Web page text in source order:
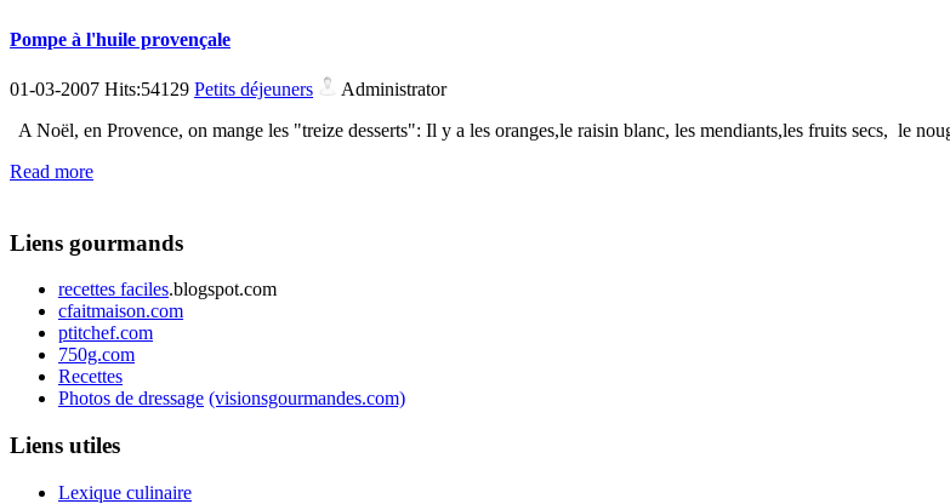
Pompe à l'huile provençale
01-03-2007 Hits:54129 Petits déjeuners
Administrator
A Noël, en Provence, on mange les "treize desserts": Il y a les oranges,le raisin blanc, les mendiants,les fruits secs, le
Read more
Liens gourmands
recettes faciles.blogspot.com
cfaitmaison.com
ptitchef.com
750g.com
Recettes
Photos de dressage (visionsgourmandes.com)
Liens utiles
Lexique culinaire